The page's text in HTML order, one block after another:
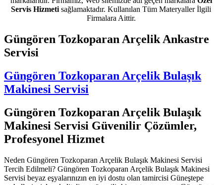
Servis Hizmeti sağlamaktadır. Kullanılan Tüm Materyaller İlgili
Firmalara Aittir.
Güngören Tozkoparan Arçelik Ankastre
Servisi
Güngören Tozkoparan Arçelik Bulaşık
Makinesi Servisi
Güngören Tozkoparan Arçelik Bulaşık
Makinesi Servisi Güvenilir Çözümler,
Profesyonel Hizmet
Neden Güngören Tozkoparan Arçelik Bulaşık Makinesi Servisi
Tercih Edilmeli? Güngören Tozkoparan Arçelik Bulaşık Makinesi
Servisi beyaz eşyalarınızın en iyi dostu olan tamircisi Güneştepe